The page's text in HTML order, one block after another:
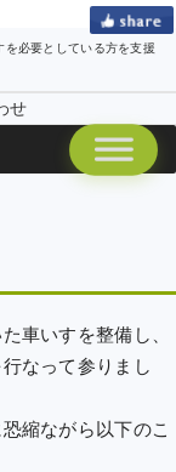
必要としている方を支援
車いすを整備し、
なって参りまし
縮ながら以下のこ